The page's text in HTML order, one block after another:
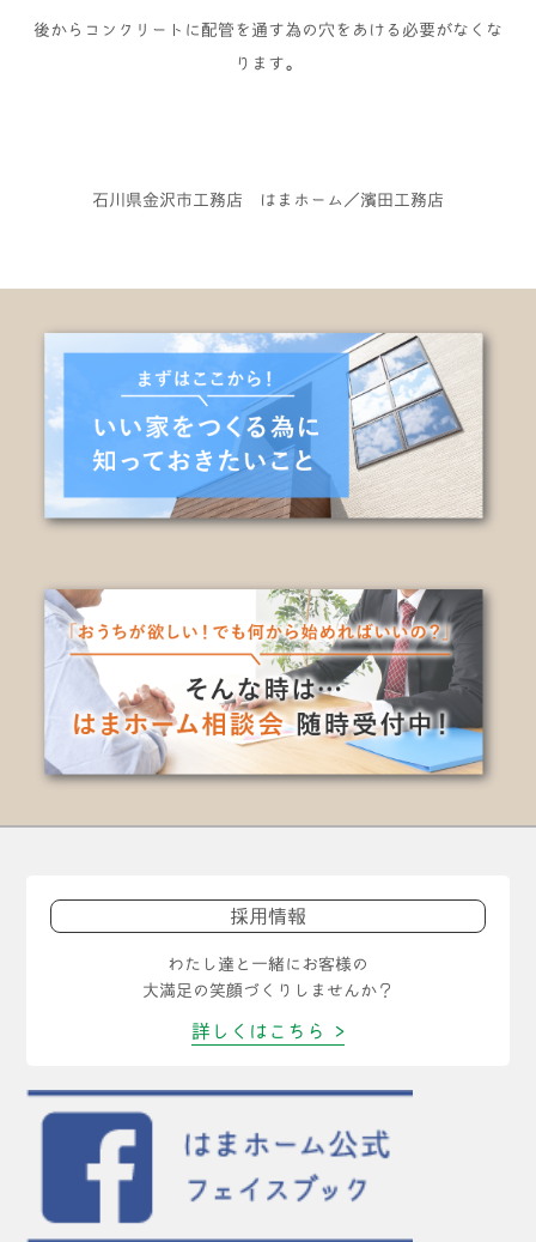
後からコンクリートに配管を通す為の穴をあける必要がなくな
ります。
石川県金沢市工務店 はまホーム／濱田工務店
採用情報
わたし達と一緒にお客様の
大満足の笑顔づくりしませんか？
詳しくはこちら >